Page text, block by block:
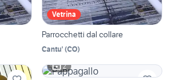
Vetrina
Parrocchetti dal collare
Cantu' (CO)
2